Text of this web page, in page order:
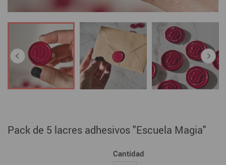
Pack de 5 lacres adhesivos "Escuela Magia"
Cantidad